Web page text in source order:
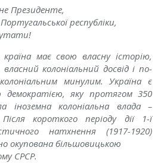
Президенте,
республіки,
має свою власну історію,
колоніальний досвід і по-
минулим. Україна є
демократією, яку протягом 350
іноземна колоніальна влада –
Після короткого періоду дії 1-ї
натхнення (1917-1920)
окупована більшовицькою
СРСР.